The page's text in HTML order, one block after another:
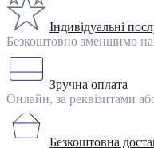
Індивідуальні
Безкоштовно зменшимо
Зручна оплата
Онлайн, за реквізитами
Безкоштовна